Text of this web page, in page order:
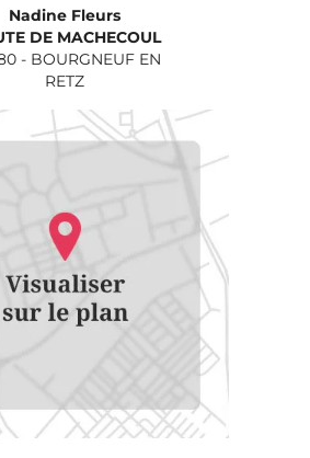
Nadine Fleurs
DE MACHECOUL
- BOURGNEUF EN
RETZ